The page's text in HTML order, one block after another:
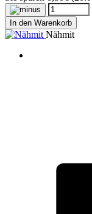
In den Warenkorb
Nähmit